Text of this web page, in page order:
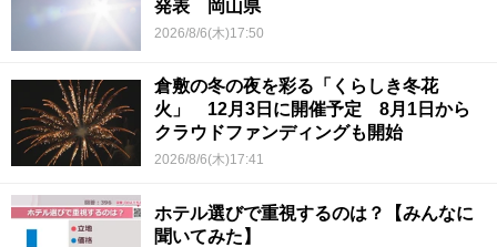
発表 岡山県
2026/8/6(木)17:50
倉敷の冬の夜を彩る「くらしき冬花
火」 12月3日に開催予定 8月1日から
クラウドファンディングも開始
2026/8/6(木)17:41
ホテル選びで重視するのは？【みんなに
聞いてみた】